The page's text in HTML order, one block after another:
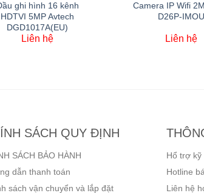
ghi hình 16 kênh
HDTVI 5MP Avtech
DGD1017A(EU)
Liên hệ
Camera IP Wifi
D26P-IMOU
Liên hệ
SÁCH QUY ĐỊNH
SÁCH BẢO HÀNH
dẫn thanh toán
sách vận chuyển và lắp đặt
Hổ trợ kỹ
Hotline
Liên hệ